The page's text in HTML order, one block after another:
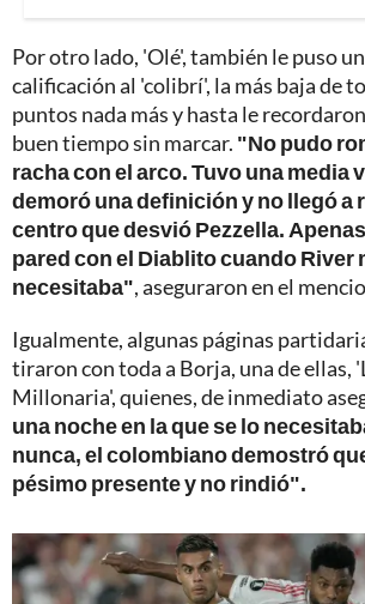
Por otro lado, 'Olé', también le puso
calificación al 'colibrí', la más baja de
puntos nada más y hasta le
buen tiempo sin marcar. "No pudo
racha con el arco. Tuvo una media
demoró una definición y no llegó a
centro que desvió Pezzella.
pared con el Diablito cuando River
necesitaba", aseguraron en el
Igualmente, algunas páginas
tiraron con toda a Borja, una de ellas,
Millonaria', quienes, de inmediato
una noche en la que se lo
nunca, el colombiano demostró
pésimo presente y no rindió".